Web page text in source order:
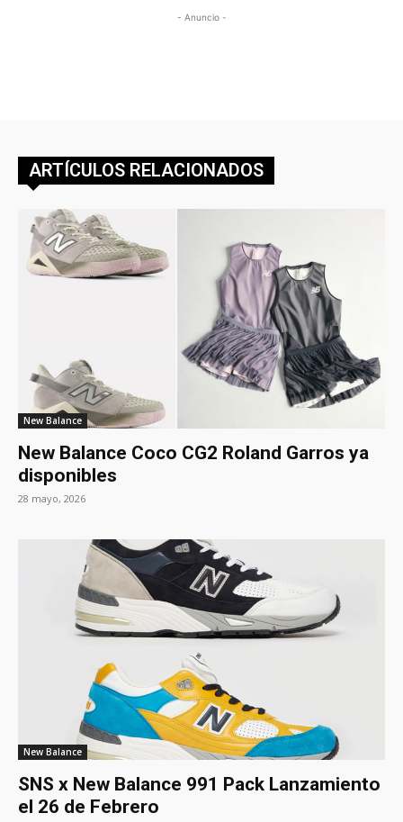
- Anuncio -
ARTÍCULOS RELACIONADOS
New Balance
New Balance Coco CG2 Roland Garros ya
disponibles
28 mayo, 2026
New Balance
SNS x New Balance 991 Pack Lanzamiento
el 26 de Febrero